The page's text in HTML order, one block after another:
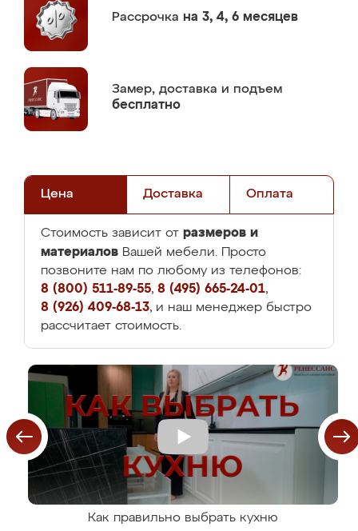
Рассрочка на 3, 4, 6 месяцев
Замер, доставка и подъем
бесплатно
Цена Доставка Оплата
Стоимость зависит от размеров и
материалов Вашей мебели. Просто
позвоните нам по любому из телефонов:
8 (800) 511-89-55, 8 (495) 665-24-01,
8 (926) 409-68-13, и наш менеджер быстро
рассчитает стоимость.
Как правильно выбрать кухню